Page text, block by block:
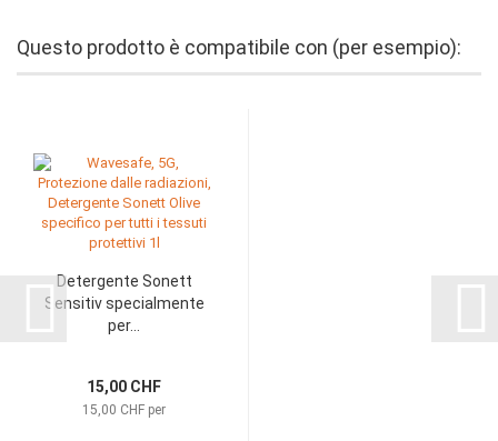
Questo prodotto è compatibile con (per esempio):
Detergente Sonett
Sensitiv specialmente
per...
15,00 CHF
15,00 CHF per